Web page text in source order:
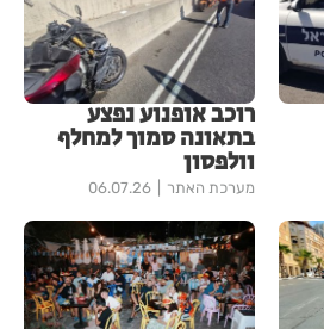
רוכב אופנוע נפצע
בתאונה סמוך למחלף
וולפסון
מערכת האתר 06.07.26